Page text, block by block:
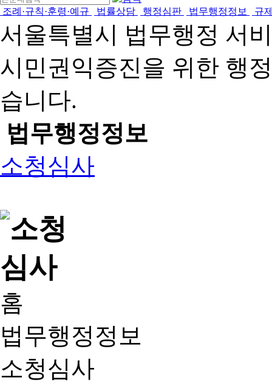
조례·규칙·훈령·예규 법률상담 행정심판 법무행정정보 규
서울특별시 법무행정 서
시민권익증진을 위한 행
습니다.
법무행정정보
소청심사
홈
법무행정정보
소청심사